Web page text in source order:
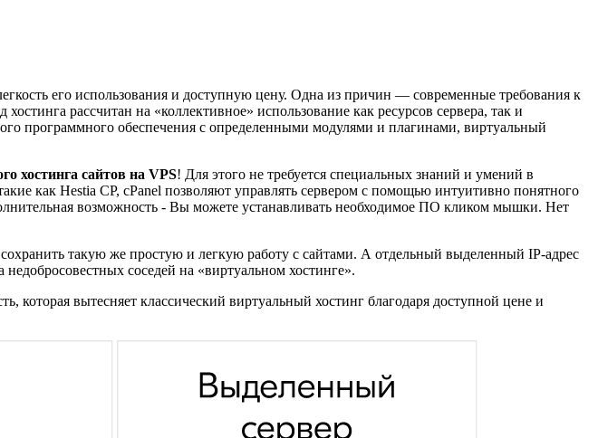
его использования и доступную цену. Одна из причин — современные требования к
рассчитан на «коллективное» использование как ресурсов сервера, так и
программного обеспечения с определенными модулями и плагинами, виртуальный
хостинга сайтов на VPS! Для этого не требуется специальных знаний и умений в
как Hestia CP, cPanel позволяют управлять сервером с помощью интуитивно понятного
возможность - Вы можете устанавливать необходимое ПО кликом мышки. Нет
такую же простую и легкую работу с сайтами. А отдельный выделенный IP-адрес
соседей на «виртуальном хостинге».
которая вытесняет классический виртуальный хостинг благодаря доступной цене и